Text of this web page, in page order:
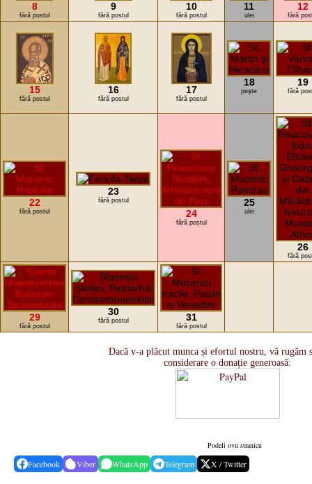
8
fără postul
9
fără postul
10
fără postul
11
ulei
12
fără
15
fără postul
16
fără postul
17
fără postul
18
peşte
19
fără
22
fără postul
23
fără postul
24
fără postul
25
ulei
26
fără
29
fără postul
30
fără postul 31
fără postul
Dacă v-a plăcut munca și efortul nostru, vă rugăm
considerare o donație generoasă:
Podeli ovu stranicu
Facebook Viber WhatsApp Telegram X / Twitter